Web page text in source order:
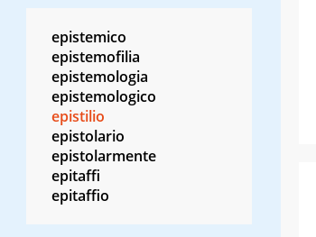
epistemico
epistemofilia
epistemologia
epistemologico
epistilio
epistolario
epistolarmente
epitaffi
epitaffio